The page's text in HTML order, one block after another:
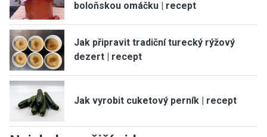
boloňskou omáčku | recept
Jak připravit tradiční turecký rýžový
dezert | recept
Jak vyrobit cuketový perník | recept